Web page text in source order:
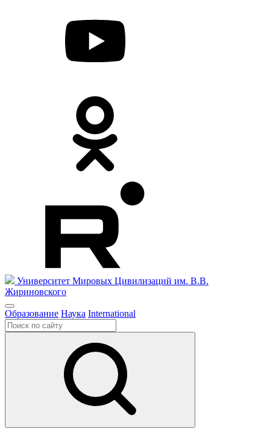
Университет Мировых Цивилизаций им. В.В.
Жириновского
Образование Наука International